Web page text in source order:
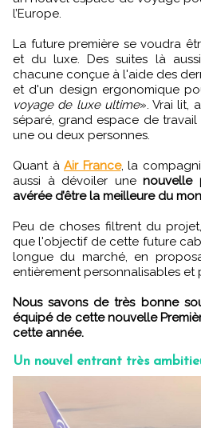
l’Europe.
La future première se voudra
et du luxe. Des suites là
chacune conçue à l'aide des
et d'un design ergonomique
voyage de luxe ultime». Vrai lit,
séparé, grand espace de
une ou deux personnes.
Quant à Air France, la
aussi à dévoiler unenouvelle
avérée d’être la meilleure du
Peu de choses filtrent du
que l'objectif de cette future
longue du marché, en
entièrement personnalisables et
Nous savons de très bonne
équipé de cette nouvelle
cette année.
Un nouvel entrant très